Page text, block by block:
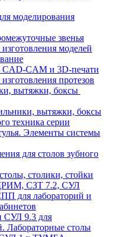
моделирования
звенья
моделей
CAD-CAM и 3D-печати
протезов
вытяжки, боксы
вытяжки, боксы
техника серии
Элементы системы
для столов зубного
столики, стойки
СЗТ 7.2, СУЛ
для лабораторий и
СУЛ 9.3 для
Лабораторные столы